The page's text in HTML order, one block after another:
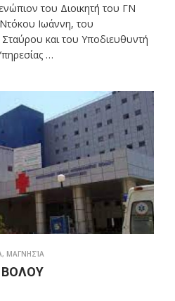
του Διοικητή του ΓΝ
Ιωάννη, του
και του Υποδιευθυντή
…
, ΜΑΓΝΗΣΊΑ